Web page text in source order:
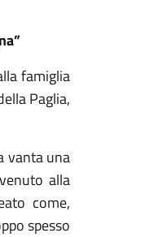
famiglia
Paglia,
vanta una
alla
come,
spesso